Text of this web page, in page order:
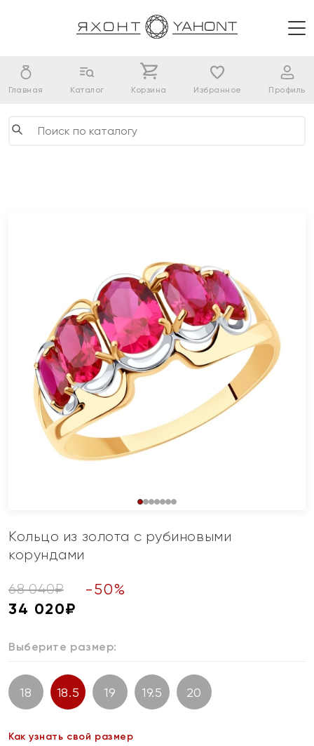
Главная Каталог Корзина Избранное Профиль
Кольцо из золота с рубиновыми
корундами
68 040₽ -50%
34 020₽
Выберите размер:
18 18.5 19 19.5 20
Как узнать свой размер